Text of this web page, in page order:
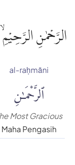
الرَّحْمٰنِ الرَّحِيْمِۙ
al-raḥmāni
ٱلرَّحْمَٰنِ
Most Gracious
Maha Pengasih